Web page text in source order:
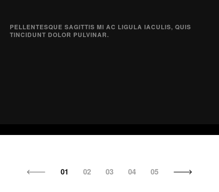
PELLENTESQUE SAGITTIS MI AC LIGULA IACULIS, QUIS
TINCIDUNT DOLOR PULVINAR.
01 02 03 04 05